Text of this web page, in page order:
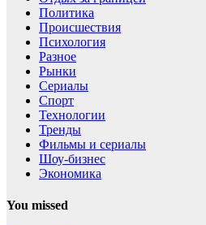
Политика
Происшествия
Психология
Разное
Рынки
Сериалы
Спорт
Технологии
Тренды
Фильмы и сериалы
Шоу-бизнес
Экономика
You missed